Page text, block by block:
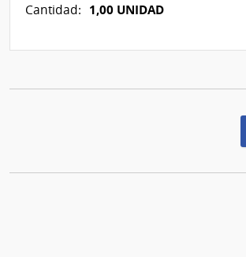
Cantidad: 1,00 UNIDAD